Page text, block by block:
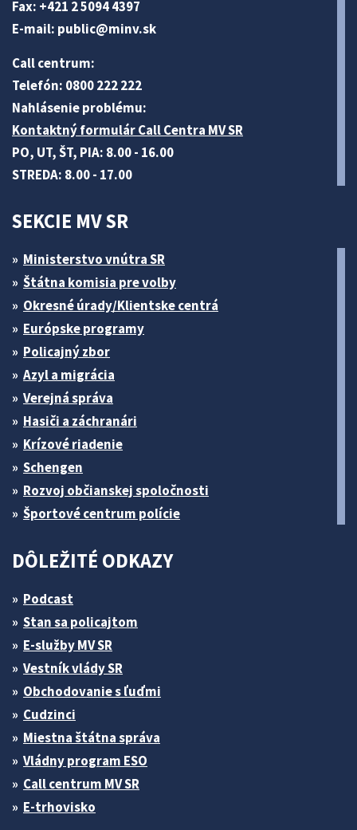
Fax: +421 2 5094 4397
E-mail: public@minv.sk
Call centrum:
Telefón: 0800 222 222
Nahlásenie problému:
Kontaktný formulár Call Centra MV SR
PO, UT, ŠT, PIA: 8.00 - 16.00
STREDA: 8.00 - 17.00
SEKCIE MV SR
Ministerstvo vnútra SR
Štátna komisia pre volby
Okresné úrady/Klientske centrá
Európske programy
Policajný zbor
Azyl a migrácia
Verejná správa
Hasiči a záchranári
Krízové riadenie
Schengen
Rozvoj občianskej spoločnosti
Športové centrum polície
DÔLEŽITÉ ODKAZY
Podcast
Stan sa policajtom
E-služby MV SR
Vestník vlády SR
Obchodovanie s ľuďmi
Cudzinci
Miestna štátna správa
Vládny program ESO
Call centrum MV SR
E-trhovisko